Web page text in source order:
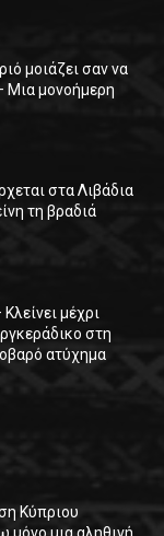
μοιάζει σαν να
Μια μονοήμερη
στα Λιβάδια
τη βραδιά
μέχρι
στη
ατύχημα
Κύπριου
μια αληθινή